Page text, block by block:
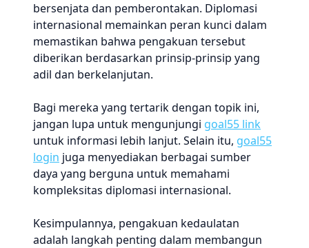
bersenjata dan pemberontakan. Diplomasi
internasional memainkan peran kunci dalam
memastikan bahwa pengakuan tersebut
diberikan berdasarkan prinsip-prinsip yang
adil dan berkelanjutan.
Bagi mereka yang tertarik dengan topik ini,
jangan lupa untuk mengunjungi goal55 link
untuk informasi lebih lanjut. Selain itu, goal55
login juga menyediakan berbagai sumber
daya yang berguna untuk memahami
kompleksitas diplomasi internasional.
Kesimpulannya, pengakuan kedaulatan
adalah langkah penting dalam membangun